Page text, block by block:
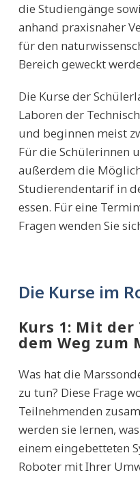
die Studiengänge
anhand praxisnaher
für den
Bereich geweckt
Die Kurse der
Laboren der
und beginnen meist
Für die Schülerinnen
außerdem die
Studierendentarif in
essen. Für eine
Fragen wenden Sie
Die Kurse im
Kurs 1: Mit
dem Weg zum
Was hat die
zu tun? Diese Frage
Teilnehmenden
werden sie lernen,
einem eingebetteten
Roboter mit Ihrer